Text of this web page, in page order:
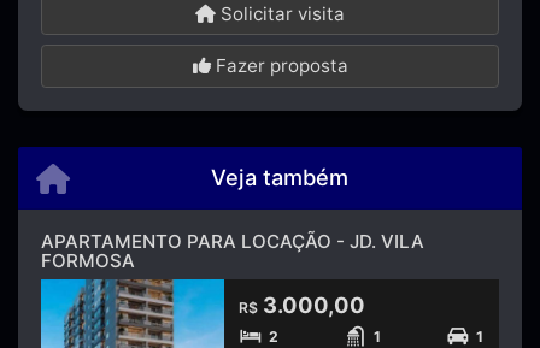
Solicitar visita
Fazer proposta
Veja também
APARTAMENTO PARA LOCAÇÃO - JD. VILA
FORMOSA
R$ 3.000,00
2 1 1